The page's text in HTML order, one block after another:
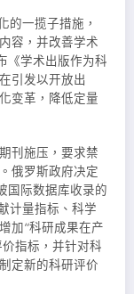
的一揽子措施，
容，并改善学术
《学术出版作为科
引发以开放出
变革，降低定量
刊施压，要求禁
俄罗斯政府决定
国际数据库收录的
计量指标、科学
加“科研成果在产
指标，并针对科
定新的科研评价